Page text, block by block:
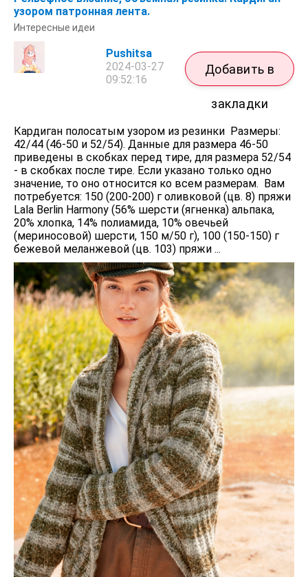
узором патронная лента.
Интересные идеи
Pushitsa
2024-03-27
09:52:16
Добавить в
закладки
Кардиган полосатым узором из резинки Размеры:
42/44 (46-50 и 52/54). Данные для размера 46-50
приведены в скобках перед тире, для размера 52/54
- в скобках после тире. Если указано только одно
значение, то оно относится ко всем размерам. Вам
потребуется: 150 (200-200) г оливковой (цв. 8) пряжи
Lala Berlin Harmony (56% шерсти (ягненка) альпака,
20% хлопка, 14% полиамида, 10% овечьей
(мериносовой) шерсти, 150 м/50 г), 100 (150-150) г
бежевой меланжевой (цв. 103) пряжи ...